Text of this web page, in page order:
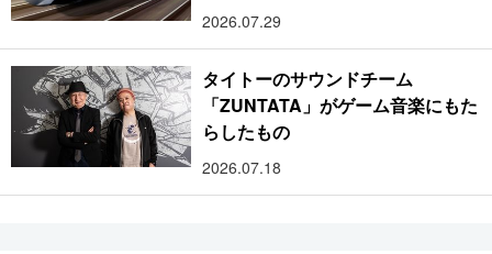
2026.07.29
タイトーのサウンドチーム
「ZUNTATA」がゲーム音楽にもた
らしたもの
2026.07.18